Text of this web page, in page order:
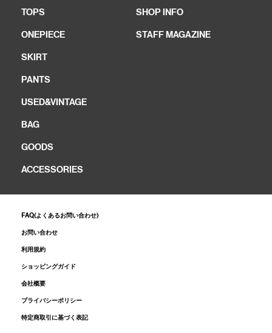
TOPS
ONEPIECE
SKIRT
PANTS
USED&VINTAGE
BAG
GOODS
ACCESSORIES
SHOP INFO
STAFF MAGAZINE
FAQ(よくあるお問い合わせ)
お問い合わせ
利用規約
ショッピングガイド
会社概要
プライバシーポリシー
特定商取引に基づく表記